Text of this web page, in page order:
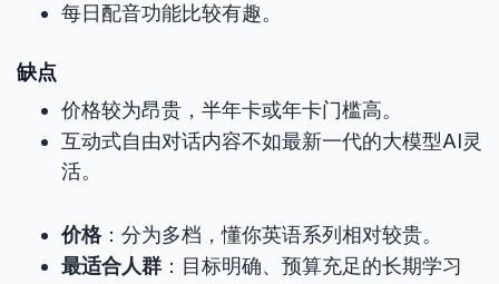
每日配音功能比较有趣。
缺点
价格较为昂贵，半年卡或年卡门槛高。
互动式自由对话内容不如最新一代的大模型AI灵
活。
价格：分为多档，懂你英语系列相对较贵。
最适合人群 ：目标明确、预算充足的长期学习